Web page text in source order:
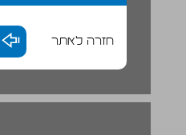
חזרה לאתר